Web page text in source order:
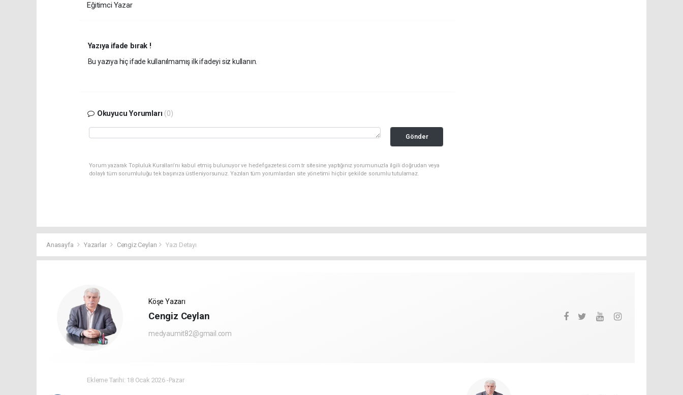
Eğitimci Yazar
Yazıya ifade bırak !
Bu yazıya hiç ifade kullanılmamış ilk ifadeyi siz kullanın.
Okuyucu Yorumları (0)
Gönder
Yorum yazarak Topluluk Kuralları’nı kabul etmiş bulunuyor ve hedefgazetesi.com.tr sitesine yaptığınız yorumunuzla ilgili doğrudan veya
dolaylı tüm sorumluluğu tek başınıza üstleniyorsunuz. Yazılan tüm yorumlardan site yönetimi hiçbir şekilde sorumlu tutulamaz.
Anasayfa Yazarlar Cengiz Ceylan Yazı Detayı
Köşe Yazarı
Cengiz Ceylan
medyaumit82@gmail.com
Ekleme Tarihi: 18 Ocak 2026 -Pazar